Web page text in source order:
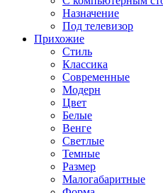
Назначение
Под телевизор
Прихожие
Стиль
Классика
Современные
Модерн
Цвет
Белые
Венге
Светлые
Темные
Размер
Малогабаритные